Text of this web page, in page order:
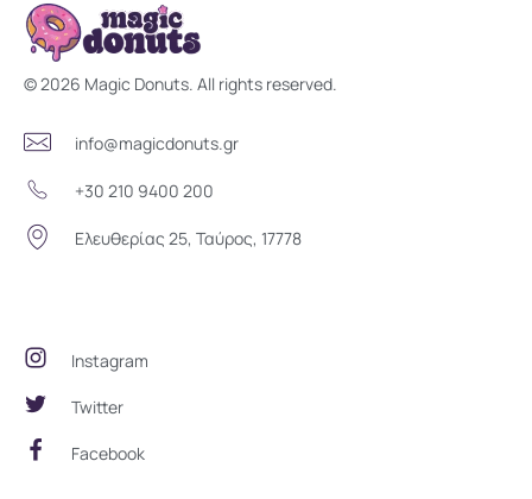
Magic Donuts
© 2026 Magic Donuts. All rights reserved.
info@magicdonuts.gr
+30 210 9400 200
Ελευθερίας 25, Ταύρος, 17778
Instagram
Twitter
Facebook